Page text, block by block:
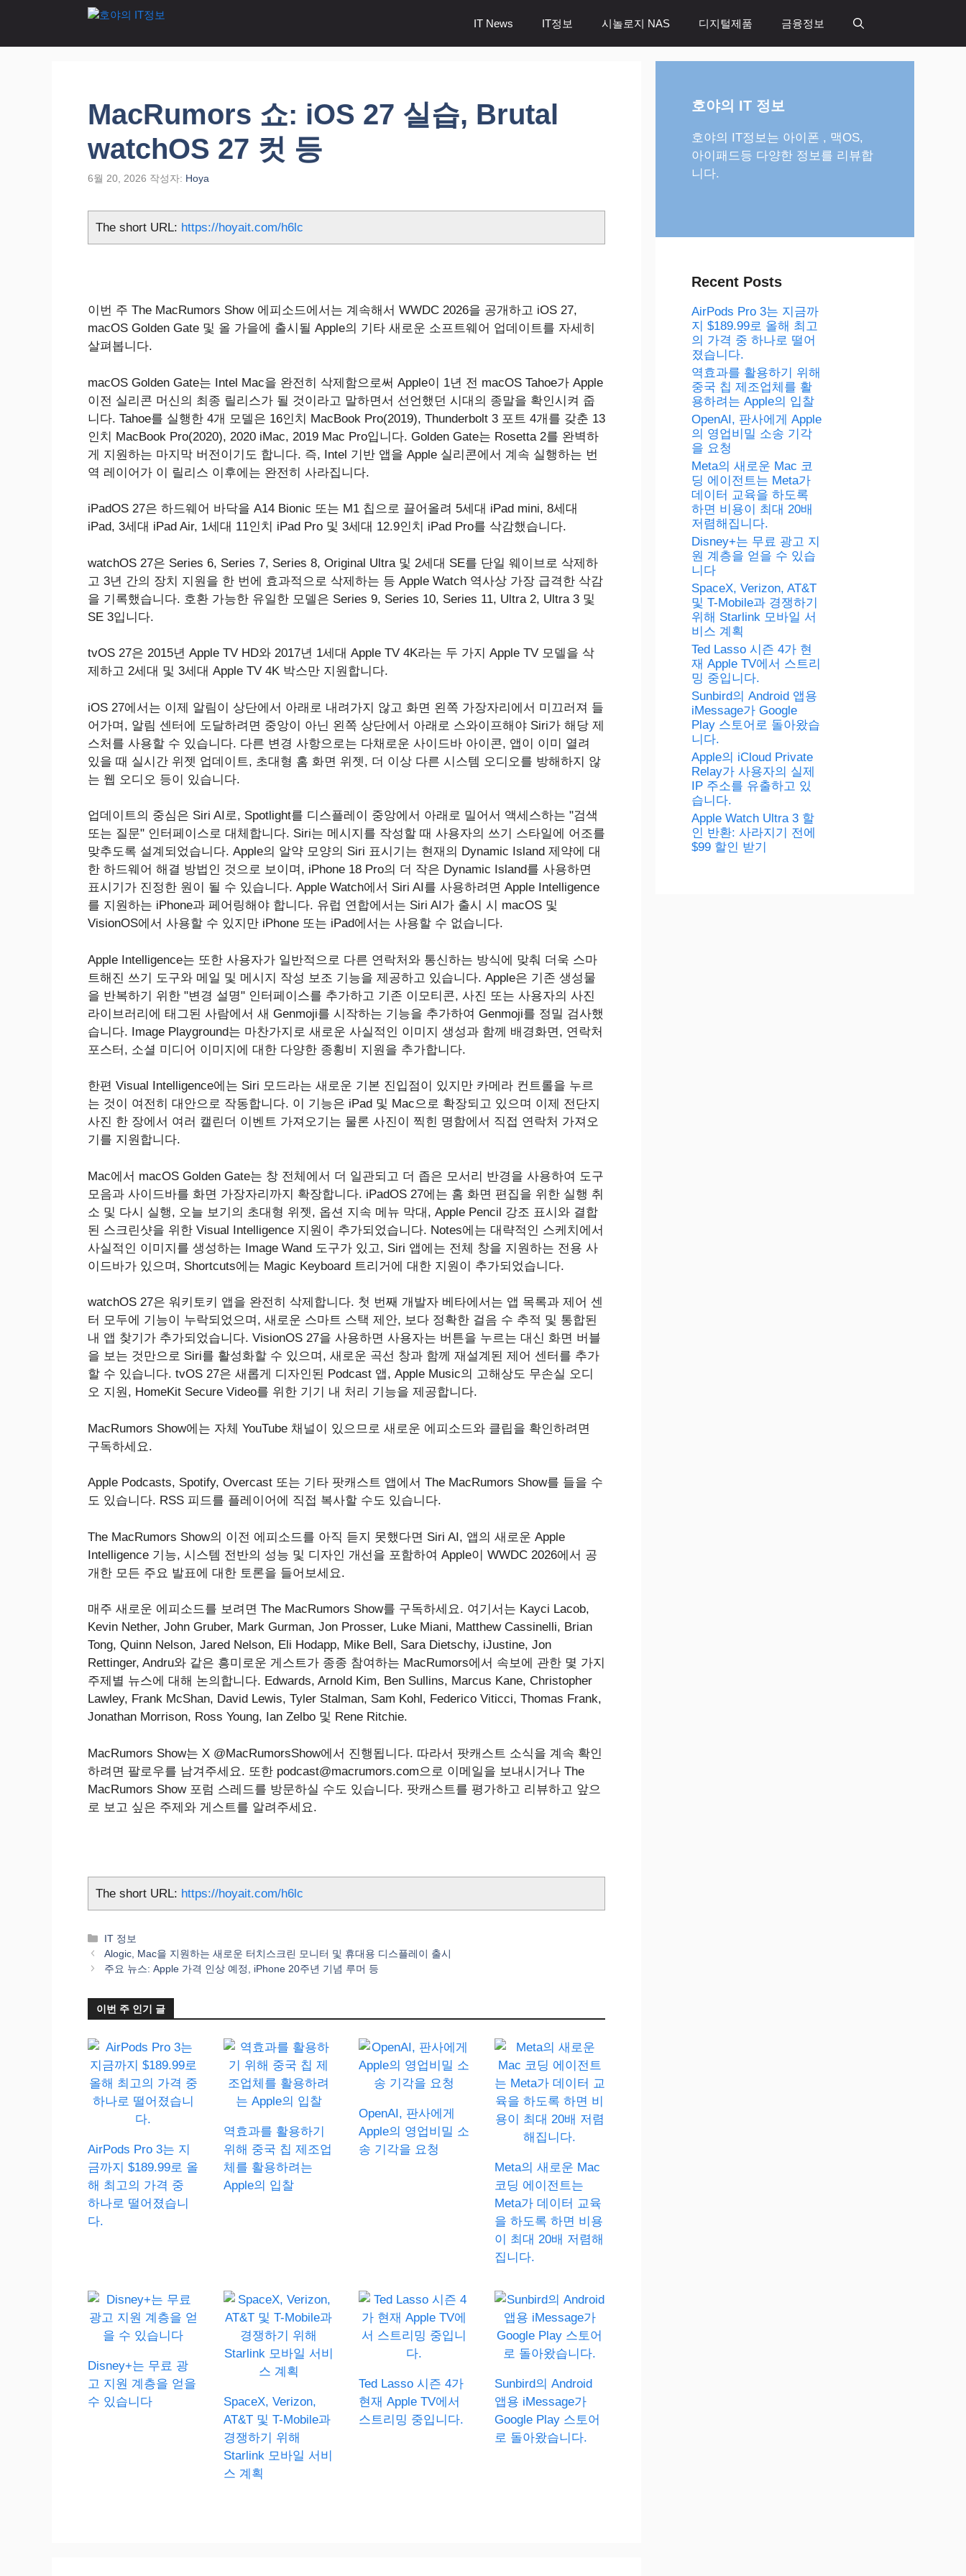
츠
IT News IT정보 시놀로지 NAS 디지털제품 금융정보
MacRumors 쇼: iOS 27 실습, Brutal
watchOS 27 컷 등
6월 20, 2026 작성자: Hoya
The short URL: https://hoyait.com/h6lc
이번 주 The MacRumors Show 에피소드에서는 계속해서 WWDC 2026을 공개하고 iOS 27,
macOS Golden Gate 및 올 가을에 출시될 Apple의 기타 새로운 소프트웨어 업데이트를 자세히
살펴봅니다.
macOS Golden Gate는 Intel Mac을 완전히 삭제함으로써 Apple이 1년 전 macOS Tahoe가 Apple
이전 실리콘 머신의 최종 릴리스가 될 것이라고 말하면서 선언했던 시대의 종말을 확인시켜 줍
니다. Tahoe를 실행한 4개 모델은 16인치 MacBook Pro(2019), Thunderbolt 3 포트 4개를 갖춘 13
인치 MacBook Pro(2020), 2020 iMac, 2019 Mac Pro입니다. Golden Gate는 Rosetta 2를 완벽하
게 지원하는 마지막 버전이기도 합니다. 즉, Intel 기반 앱을 Apple 실리콘에서 계속 실행하는 번
역 레이어가 이 릴리스 이후에는 완전히 사라집니다.
iPadOS 27은 하드웨어 바닥을 A14 Bionic 또는 M1 칩으로 끌어올려 5세대 iPad mini, 8세대
iPad, 3세대 iPad Air, 1세대 11인치 iPad Pro 및 3세대 12.9인치 ‌iPad Pro를 삭감했습니다.
watchOS 27은 Series 6, Series 7, Series 8, Original Ultra 및 2세대 SE를 단일 웨이브로 삭제하
고 3년 간의 장치 지원을 한 번에 효과적으로 삭제하는 등 Apple Watch 역사상 가장 급격한 삭감
을 기록했습니다. 호환 가능한 유일한 모델은 Series 9, Series 10, Series 11, Ultra 2, Ultra 3 및
SE 3입니다.
tvOS 27은 2015년 Apple TV HD와 2017년 1세대 Apple TV 4K라는 두 가지 Apple TV 모델을 삭
제하고 2세대 및 3세대 Apple TV 4K 박스만 지원합니다.
iOS 27에서는 이제 알림이 상단에서 아래로 내려가지 않고 화면 왼쪽 가장자리에서 미끄러져 들
어가며, 알림 센터에 도달하려면 중앙이 아닌 왼쪽 상단에서 아래로 스와이프해야 Siri가 해당 제
스처를 사용할 수 있습니다. 다른 변경 사항으로는 다채로운 사이드바 아이콘, 앱이 이미 열려
있을 때 실시간 위젯 업데이트, 초대형 홈 화면 위젯, 더 이상 다른 시스템 오디오를 방해하지 않
는 웹 오디오 등이 있습니다.
업데이트의 중심은 Siri AI로, Spotlight를 디스플레이 중앙에서 아래로 밀어서 액세스하는 "검색
또는 질문" 인터페이스로 대체합니다. ‌Siri‌는 메시지를 작성할 때 사용자의 쓰기 스타일에 어조를
맞추도록 설계되었습니다. Apple의 알약 모양의 Siri 표시기는 현재의 Dynamic Island 제약에 대
한 하드웨어 해결 방법인 것으로 보이며, iPhone 18 Pro의 더 작은 Dynamic Island를 사용하면
표시기가 진정한 원이 될 수 있습니다. Apple Watch에서 ‌Siri‌ AI를 사용하려면 Apple Intelligence
를 지원하는 iPhone과 페어링해야 합니다. 유럽 ​​연합에서는 ‌Siri‌ AI가 출시 시 macOS 및
VisionOS에서 사용할 수 있지만 iPhone 또는 ‌iPad에서는 사용할 수 없습니다.
‌Apple Intelligence‌는 또한 사용자가 일반적으로 다른 연락처와 통신하는 방식에 맞춰 더욱 스마
트해진 쓰기 도구와 메일 및 메시지 작성 보조 기능을 제공하고 있습니다. Apple은 기존 생성물
을 반복하기 위한 "변경 설명" 인터페이스를 추가하고 기존 이모티콘, 사진 또는 사용자의 사진
라이브러리에 태그된 사람에서 새 Genmoji를 시작하는 기능을 추가하여 Genmoji를 정밀 검사했
습니다. Image Playground는 마찬가지로 새로운 사실적인 이미지 생성과 함께 배경화면, 연락처
포스터, 소셜 미디어 이미지에 대한 다양한 종횡비 지원을 추가합니다.
한편 Visual Intelligence에는 Siri 모드라는 새로운 기본 진입점이 있지만 카메라 컨트롤을 누르
는 것이 여전히 대안으로 작동합니다. 이 기능은 iPad 및 Mac으로 확장되고 있으며 이제 전단지
사진 한 장에서 여러 캘린더 이벤트 가져오기는 물론 사진이 찍힌 명함에서 직접 연락처 가져오
기를 지원합니다.
Mac에서 ‌macOS Golden Gate‌는 창 전체에서 더 일관되고 더 좁은 모서리 반경을 사용하여 도구
모음과 사이드바를 화면 가장자리까지 확장합니다. iPadOS 27에는 홈 화면 편집을 위한 실행 취
소 및 다시 실행, 오늘 보기의 초대형 위젯, 옵션 지속 메뉴 막대, Apple Pencil 강조 표시와 결합
된 스크린샷을 위한 Visual Intelligence 지원이 추가되었습니다. Notes에는 대략적인 스케치에서
사실적인 이미지를 생성하는 Image Wand 도구가 있고, ‌Siri‌ 앱에는 전체 창을 지원하는 전용 사
이드바가 있으며, Shortcuts에는 Magic Keyboard 트리거에 대한 지원이 추가되었습니다.
watchOS 27은 워키토키 앱을 완전히 삭제합니다. 첫 번째 개발자 베타에서는 앱 목록과 제어 센
터 모두에 기능이 누락되었으며, 새로운 스마트 스택 제안, 보다 정확한 걸음 수 추적 및 통합된
내 앱 찾기가 추가되었습니다. VisionOS 27을 사용하면 사용자는 버튼을 누르는 대신 화면 버블
을 보는 것만으로 Siri를 활성화할 수 있으며, 새로운 곡선 창과 함께 재설계된 제어 센터를 추가
할 수 있습니다. tvOS 27은 새롭게 디자인된 Podcast 앱, Apple Music의 고해상도 무손실 오디
오 지원, HomeKit Secure Video를 위한 기기 내 처리 기능을 제공합니다.
MacRumors Show에는 자체 YouTube 채널이 있으므로 새로운 에피소드와 클립을 확인하려면
구독하세요.
Apple Podcasts, Spotify, Overcast 또는 기타 팟캐스트 앱에서 ‌The MacRumors Show‌를 들을 수
도 있습니다. RSS 피드를 플레이어에 직접 복사할 수도 있습니다.
The MacRumors Show의 이전 에피소드를 아직 듣지 못했다면 ‌Siri‌ AI, 앱의 새로운 ‌Apple
Intelligence‌ 기능, 시스템 전반의 성능 및 디자인 개선을 포함하여 Apple이 WWDC 2026에서 공
개한 모든 주요 발표에 대한 토론을 들어보세요.
매주 새로운 에피소드를 보려면 ‌The MacRumors Show‌를 구독하세요. 여기서는 Kayci Lacob,
Kevin Nether, John Gruber, Mark Gurman, Jon Prosser, Luke Miani, Matthew Cassinelli, Brian
Tong, Quinn Nelson, Jared Nelson, Eli Hodapp, Mike Bell, Sara Dietschy, iJustine, Jon
Rettinger, Andru와 같은 흥미로운 게스트가 종종 참여하는 MacRumors에서 속보에 관한 몇 가지
주제별 뉴스에 대해 논의합니다. Edwards, Arnold Kim, Ben Sullins, Marcus Kane, Christopher
Lawley, Frank McShan, David Lewis, Tyler Stalman, Sam Kohl, Federico Viticci, Thomas Frank,
Jonathan Morrison, Ross Young, Ian Zelbo 및 Rene Ritchie.
‌MacRumors Show‌는 X @MacRumorsShow에서 진행됩니다. 따라서 팟캐스트 소식을 계속 확인
하려면 팔로우를 남겨주세요. 또한 podcast@macrumors.com으로 이메일을 보내시거나 The
MacRumors Show 포럼 스레드를 방문하실 수도 있습니다. 팟캐스트를 평가하고 리뷰하고 앞으
로 보고 싶은 주제와 게스트를 알려주세요.
The short URL: https://hoyait.com/h6lc
카
테
고
IT 정보
Alogic, Mac을 지원하는 새로운 터치스크린 모니터 및 휴대용 디스플레이 출시
주요 뉴스: Apple 가격 인상 예정, iPhone 20주년 기념 루머 등
이번 주 인기 글
AirPods Pro 3는 지
금까지 $189.99로 올
해 최고의 가격 중
하나로 떨어졌습니
다.
역효과를 활용하기
위해 중국 칩 제조업
체를 활용하려는
Apple의 입찰
OpenAI, 판사에게
Apple의 영업비밀 소
송 기각을 요청
Meta의 새로운 Mac
코딩 에이전트는
Meta가 데이터 교육
을 하도록 하면 비용
이 최대 20배 저렴해
집니다.
Disney+는 무료 광
고 지원 계층을 얻을
수 있습니다
SpaceX, Verizon,
AT&T 및 T-Mobile과
경쟁하기 위해
Starlink 모바일 서비
스 계획
Ted Lasso 시즌 4가
현재 Apple TV에서
스트리밍 중입니다.
Sunbird의 Android
앱용 iMessage가
Google Play 스토어
로 돌아왔습니다.
호야의 IT 정보
호야의 IT정보는 아이폰 , 맥OS,
아이패드등 다양한 정보를 리뷰합
니다.
Recent Posts
AirPods Pro 3는 지금까
지 $189.99로 올해 최고
의 가격 중 하나로 떨어
졌습니다.
역효과를 활용하기 위해
중국 칩 제조업체를 활
용하려는 Apple의 입찰
OpenAI, 판사에게 Apple
의 영업비밀 소송 기각
을 요청
Meta의 새로운 Mac 코
딩 에이전트는 Meta가
데이터 교육을 하도록
하면 비용이 최대 20배
저렴해집니다.
Disney+는 무료 광고 지
원 계층을 얻을 수 있습
니다
SpaceX, Verizon, AT&T
및 T-Mobile과 경쟁하기
위해 Starlink 모바일 서
비스 계획
Ted Lasso 시즌 4가 현
재 Apple TV에서 스트리
밍 중입니다.
Sunbird의 Android 앱용
iMessage가 Google
Play 스토어로 돌아왔습
니다.
Apple의 iCloud Private
Relay가 사용자의 실제
IP 주소를 유출하고 있
습니다.
Apple Watch Ultra 3 할
인 반환: 사라지기 전에
$99 할인 받기